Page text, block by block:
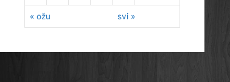
« ožu svi »